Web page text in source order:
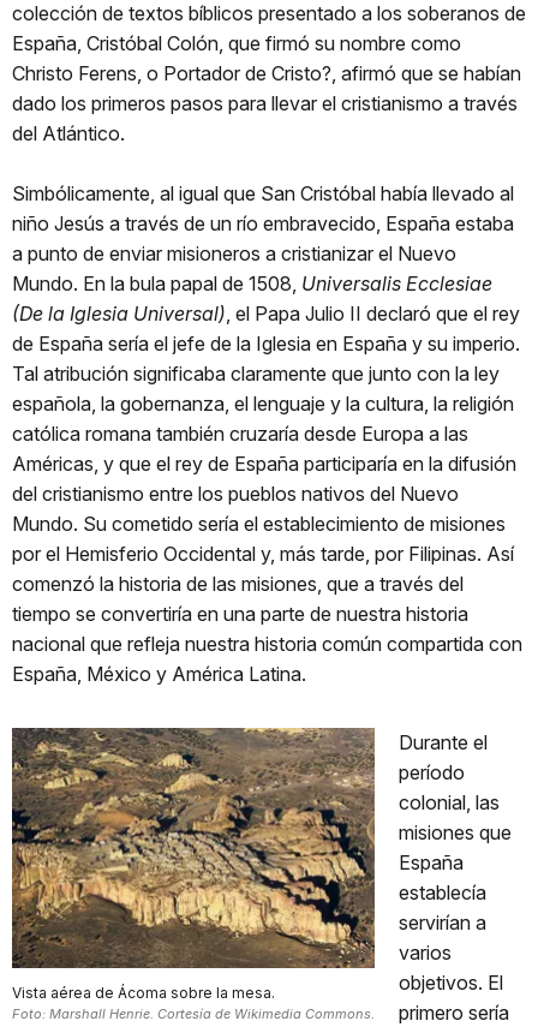
colección de textos bíblicos presentado a los soberanos de
España, Cristóbal Colón, que firmó su nombre como
Christo Ferens, o Portador de Cristo?, afirmó que se habían
dado los primeros pasos para llevar el cristianismo a través
del Atlántico.
Simbólicamente, al igual que San Cristóbal había llevado al
niño Jesús a través de un río embravecido, España estaba
a punto de enviar misioneros a cristianizar el Nuevo
Mundo. En la bula papal de 1508, Universalis Ecclesiae
(De la Iglesia Universal), el Papa Julio II declaró que el rey
de España sería el jefe de la Iglesia en España y su imperio.
Tal atribución significaba claramente que junto con la ley
española, la gobernanza, el lenguaje y la cultura, la religión
católica romana también cruzaría desde Europa a las
Américas, y que el rey de España participaría en la difusión
del cristianismo entre los pueblos nativos del Nuevo
Mundo. Su cometido sería el establecimiento de misiones
por el Hemisferio Occidental y, más tarde, por Filipinas. Así
comenzó la historia de las misiones, que a través del
tiempo se convertiría en una parte de nuestra historia
nacional que refleja nuestra historia común compartida con
España, México y América Latina.
Vista aérea de Ácoma sobre la mesa.
Foto: Marshall Henrie. Cortesía de Wikimedia Commons.
Durante el
período
colonial, las
misiones que
España
establecía
servirían a
varios
objetivos. El
primero sería